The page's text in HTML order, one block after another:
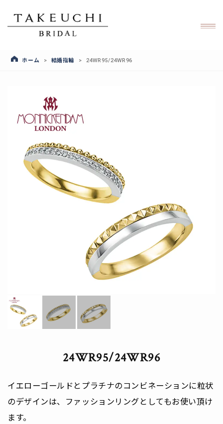
ホーム > 結婚指輪 > 24WR95/24WR96
24WR95/24WR96
イエローゴールドとプラチナのコンビネーションに粒状
のデザインは、ファッションリングとしてもお使い頂け
ます。